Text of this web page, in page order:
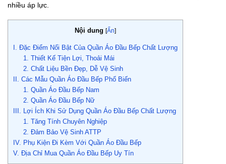
nhiều áp lực.
Nội dung [Ẩn]
I. Đặc Điểm Nổi Bật Của Quần Áo Đầu Bếp Chất Lượng
1. Thiết Kế Tiện Lợi, Thoải Mái
2. Chất Liệu Bền Đẹp, Dễ Vệ Sinh
II. Các Mẫu Quần Áo Đầu Bếp Phổ Biến
1. Quần Áo Đầu Bếp Nam
2. Quần Áo Đầu Bếp Nữ
III. Lợi Ích Khi Sử Dụng Quần Áo Đầu Bếp Chất Lượng
1. Tăng Tính Chuyên Nghiệp
2. Đảm Bảo Vệ Sinh ATTP
IV. Phụ Kiện Đi Kèm Với Quần Áo Đầu Bếp
V. Địa Chỉ Mua Quần Áo Đầu Bếp Uy Tín